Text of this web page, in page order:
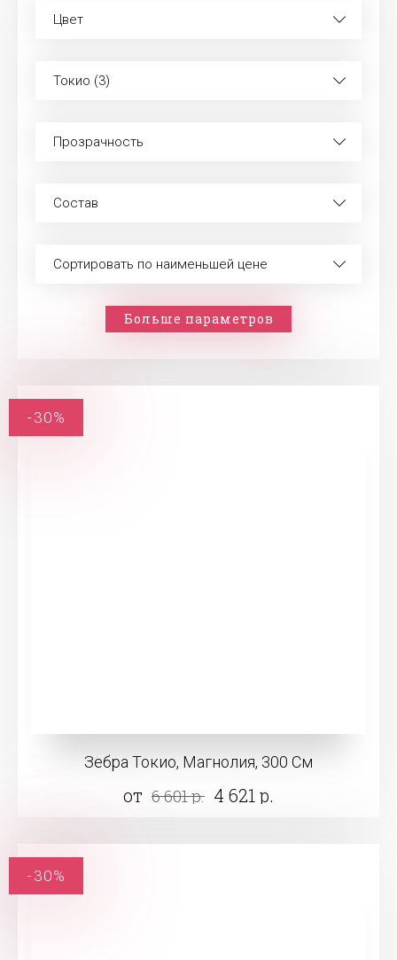
Цвет
Токио (3)
Прозрачность
Состав
Сортировать по наименьшей цене
Больше параметров
Зебра Токио, Магнолия, 300 См
от 6 601 р. 4 621 р.
-30%
-30%